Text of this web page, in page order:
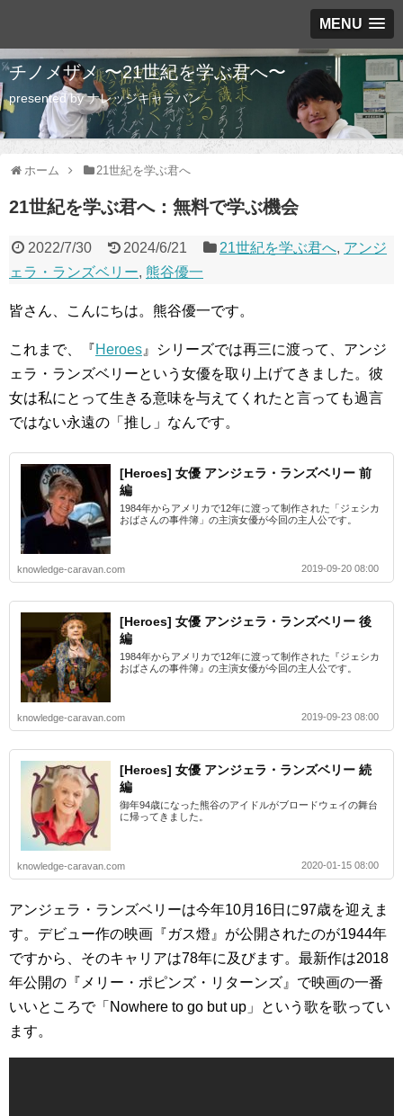
MENU
チノメザメ 〜21世紀を学ぶ君へ〜
presented by ナレッジキャラバン
ホーム 21世紀を学ぶ君へ
21世紀を学ぶ君へ：無料で学ぶ機会
2022/7/30 2024/6/21 21世紀を学ぶ君へ, アンジ
ェラ・ランズベリー, 熊谷優一
皆さん、こんにちは。熊谷優一です。
これまで、『Heroes 』シリーズでは再三に渡って、アンジ
ェラ・ランズベリーという女優を取り上げてきました。彼
女は私にとって生きる意味を与えてくれたと言っても過言
ではない永遠の「推し」なんです。
[Heroes] 女優 アンジェラ・ランズベリー 前
編
1984年からアメリカで12年に渡って制作された「ジェシカ
おばさんの事件簿」の主演女優が今回の主人公です。
knowledge-caravan.com 2019-09-20 08:00
[Heroes] 女優 アンジェラ・ランズベリー 後
編
1984年からアメリカで12年に渡って制作された『ジェシカ
おばさんの事件簿』の主演女優が今回の主人公です。
knowledge-caravan.com 2019-09-23 08:00
[Heroes] 女優 アンジェラ・ランズベリー 続
編
御年94歳になった熊谷のアイドルがブロードウェイの舞台
に帰ってきました。
knowledge-caravan.com 2020-01-15 08:00
アンジェラ・ランズベリーは今年10月16日に97歳を迎えま
す。デビュー作の映画『ガス燈』が公開されたのが1944年
ですから、そのキャリアは78年に及びます。最新作は2018
年公開の『メリー・ポピンズ・リターンズ』で映画の一番
いいところで「Nowhere to go but up」という歌を歌ってい
ます。